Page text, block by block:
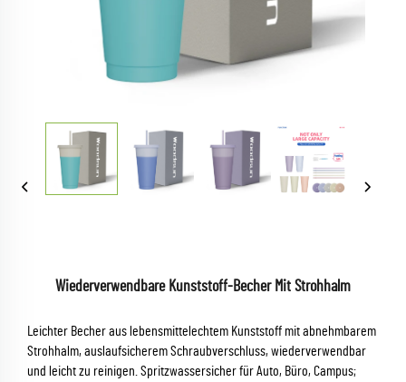
Wiederverwendbare Kunststoff-Becher Mit Strohhalm
Leichter Becher aus lebensmittelechtem Kunststoff mit abnehmbarem
Strohhalm, auslaufsicherem Schraubverschluss, wiederverwendbar
und leicht zu reinigen. Spritzwassersicher für Auto, Büro, Campus;